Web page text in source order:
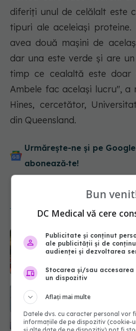
diferiți unul de celălalt este
tipuri ale aceleiași
avea două mașini de
dar una este verde și are
timp ce cealaltă este doar
Ambele fac același lucru", a
Hines, cercetător,
din Queensland.
Urmărește-ne și pe
abonează‑te!
crescut după
19
Bun
DC Medical vă cere
Publicitate și conținut
ale publicității și de
audienței și dezvoltarea
Stocarea și/sau
un dispozitiv
Aflați mai multe
Datele dvs. cu caracter personal vor
informațiile de pe dispozitiv (cookie-